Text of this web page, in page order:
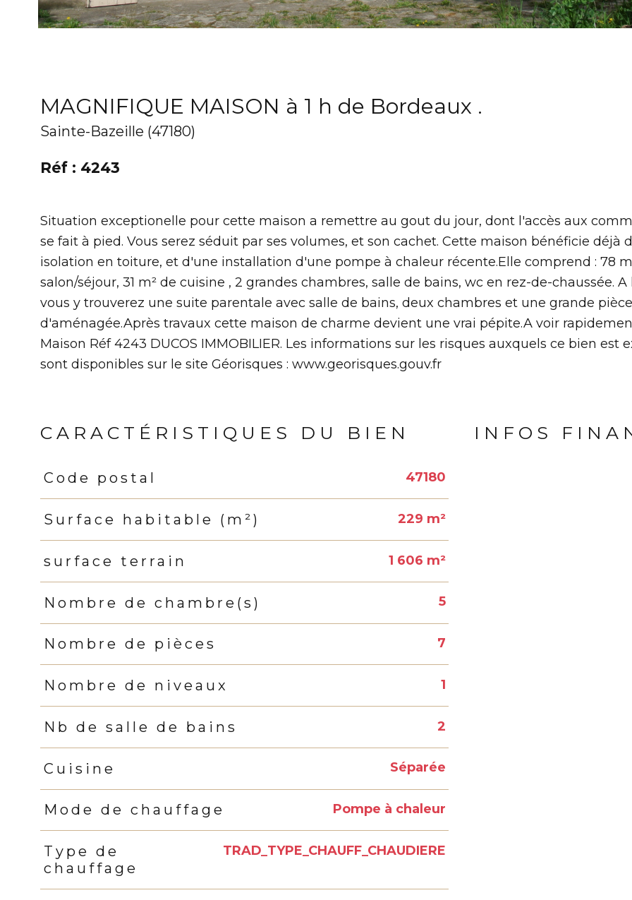
MAGNIFIQUE MAISON à 1 h de Bordeaux .
Sainte-Bazeille (47180)
Réf : 4243
Situation exceptionelle pour cette maison a remettre au gout du jour, dont l'accès aux
se fait à pied. Vous serez séduit par ses volumes, et son cachet. Cette maison bénéficie déjà
isolation en toiture, et d'une installation d'une pompe à chaleur récente.Elle comprend : 78
salon/séjour, 31 m² de cuisine , 2 grandes chambres, salle de bains, wc en rez-de-chaussée.
vous y trouverez une suite parentale avec salle de bains, deux chambres et une grande
d'aménagée.Après travaux cette maison de charme devient une vrai pépite.A voir
Maison Réf 4243 DUCOS IMMOBILIER. Les informations sur les risques auxquels ce bien est
sont disponibles sur le site Géorisques : www.georisques.gouv.fr
CARACTÉRISTIQUES DU BIEN
Caractéristiques
Code postal 47180
Surface habitable (m²) 229 m²
surface terrain 1 606 m²
Nombre de chambre(s) 5
Nombre de pièces 7
Nombre de niveaux 1
Nb de salle de bains 2
Cuisine Séparée
Mode de chauffage Pompe à chaleur
Type de
chauffage
TRAD_TYPE_CHAUFF_CHAUDIERE
INFOS